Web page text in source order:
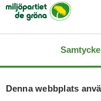
Samtycke
Denna webbplats
Länk:https://